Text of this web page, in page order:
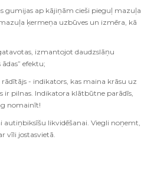
gumijas ap kājiņām cieši pieguļ mazuļa
ķermeņa uzbūves un izmēra, kā
izmantojot daudzslāņu
efektu;
- indikators, kas maina krāsu uz
ir pilnas. Indikatora klātbūtne parādīs,
nomainīt!
autiņbiksīšu likvidēšanai. Viegli noņemt,
vīli jostasvietā.